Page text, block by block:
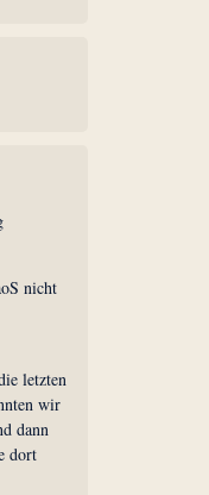
nicht
letzten
wir
dann
dort